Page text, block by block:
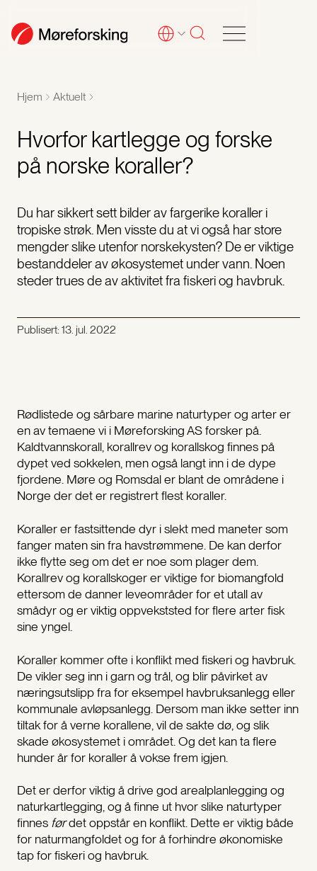
Hjem Aktuelt
Hvorfor kartlegge og forske
på norske koraller?
Du har sikkert sett bilder av fargerike koraller i
tropiske strøk. Men visste du at vi også har store
mengder slike utenfor norskekysten? De er viktige
bestanddeler av økosystemet under vann. Noen
steder trues de av aktivitet fra fiskeri og havbruk.
Publisert:13. jul. 2022
Rødlistede og sårbare marine naturtyper og arter er
en av temaene vi i Møreforsking AS forsker på.
Kaldtvannskorall, korallrev og korallskog finnes på
dypet ved sokkelen, men også langt inn i de dype
fjordene. Møre og Romsdal er blant de områdene i
Norge der det er registrert flest koraller.
Koraller er fastsittende dyr i slekt med maneter som
fanger maten sin fra havstrømmene. De kan derfor
ikke flytte seg om det er noe som plager dem.
Korallrev og korallskoger er viktige for biomangfold
ettersom de danner leveområder for et utall av
smådyr og er viktig oppvekststed for flere arter fisk
sine yngel.
Koraller kommer ofte i konflikt med fiskeri og havbruk.
De vikler seg inn i garn og trål, og blir påvirket av
næringsutslipp fra for eksempel havbruksanlegg eller
kommunale avløpsanlegg. Dersom man ikke setter inn
tiltak for å verne korallene, vil de sakte dø, og slik
skade økosystemet i området. Og det kan ta flere
hunder år for koraller å vokse frem igjen.
Det er derfor viktig å drive god arealplanlegging og
naturkartlegging, og å finne ut hvor slike naturtyper
finnes førdet oppstår en konflikt. Dette er viktig både
for naturmangfoldet og for å forhindre økonomiske
tap for fiskeri og havbruk.